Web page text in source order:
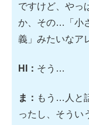
ですけど、やっ
か、その…「小
義」みたいなア
HI： そう…
ま： もう…人と
ったし、そうい